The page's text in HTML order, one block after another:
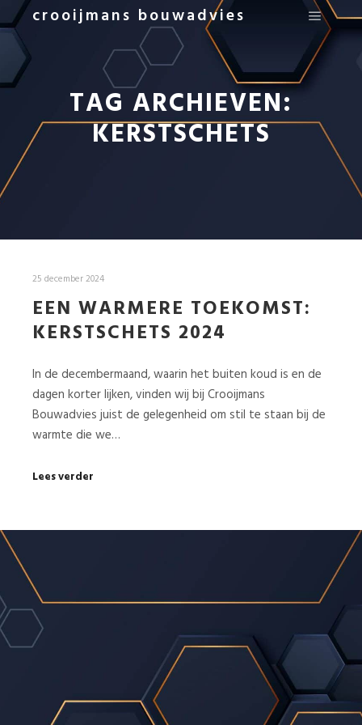
crooijmans bouwadvies
TAG ARCHIEVEN:
KERSTSCHETS
25 december 2024
EEN WARMERE TOEKOMST:
KERSTSCHETS 2024
In de decembermaand, waarin het buiten koud is en de
dagen korter lijken, vinden wij bij Crooijmans
Bouwadvies juist de gelegenheid om stil te staan bij de
warmte die we…
Lees verder